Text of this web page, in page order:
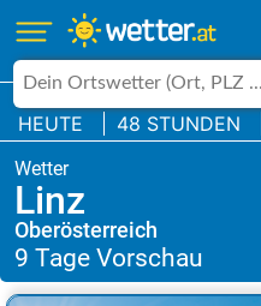
HEUTE 48 STUNDEN
Linz
Oberösterreich